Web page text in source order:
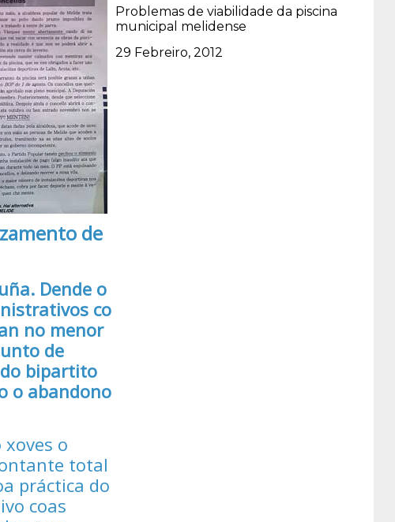
de
Dende o
co
no menor
de
bipartito
o abandono
o
total
práctica do
coas
Problemas de viabilidade da piscina
municipal melidense
Data
29 Febreiro, 2012